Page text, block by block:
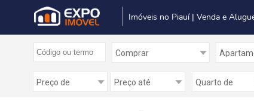
Imóveis no Piauí | Venda e